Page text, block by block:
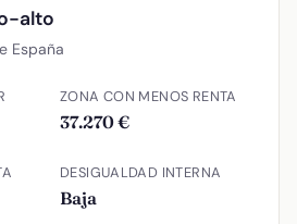
alto
España
ZONA CON MENOS RENTA
37.270 €
DESIGUALDAD INTERNA
Baja